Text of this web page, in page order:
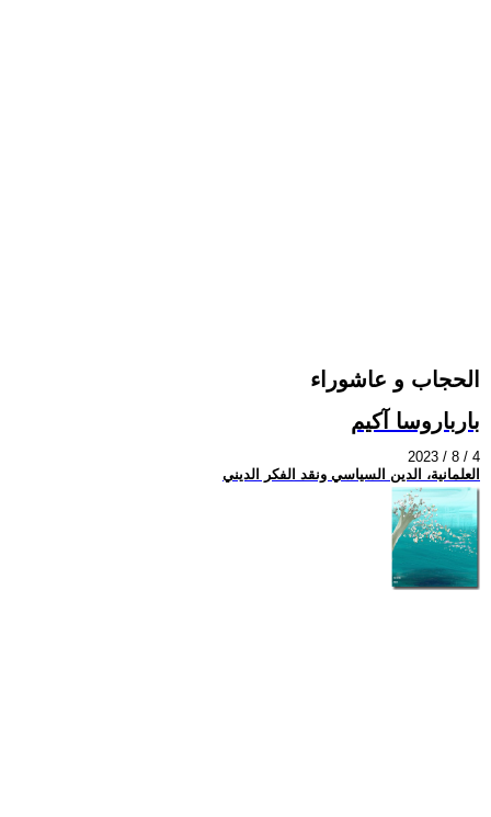
الحجاب و عاشوراء
بارباروسا آكيم
2023 / 8 / 4
العلمانية، الدين السياسي ونقد الفكر الديني